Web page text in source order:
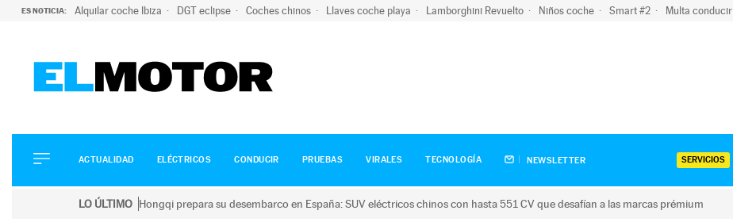
ES NOTICIA: Alquilar coche Ibiza DGT eclipse Coches chinos Llaves coche playa Lamborghini Revuelto Niños coche Smart #2 Multa conducir
ELÉCTRICOS
CONDUCIR
ACTUALIDAD ELÉCTRICOS CONDUCIR PRUEBAS VIRALES TECNOLOGÍA NEWSLETTER SERVICIOS
LO ÚLTIMO Hongqi prepara su desembarco en España: SUV eléctricos chinos con hasta 551 CV que desafían a las marcas prémium